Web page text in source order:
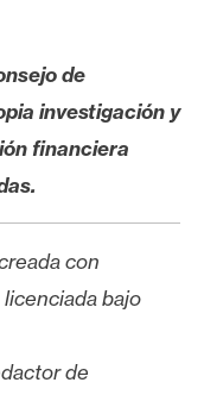
de
investigación y
financiera
con
bajo
de